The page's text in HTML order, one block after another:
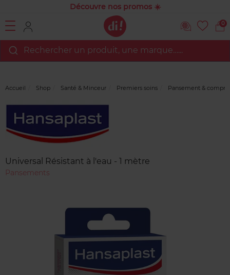
Découvre nos promos ☀️
0
Rechercher un produit, une marque…...
Accueil Shop Santé & Minceur Premiers soins Pansement &
Marque
Universal Résistant à l'eau - 1 mètre
Pansements